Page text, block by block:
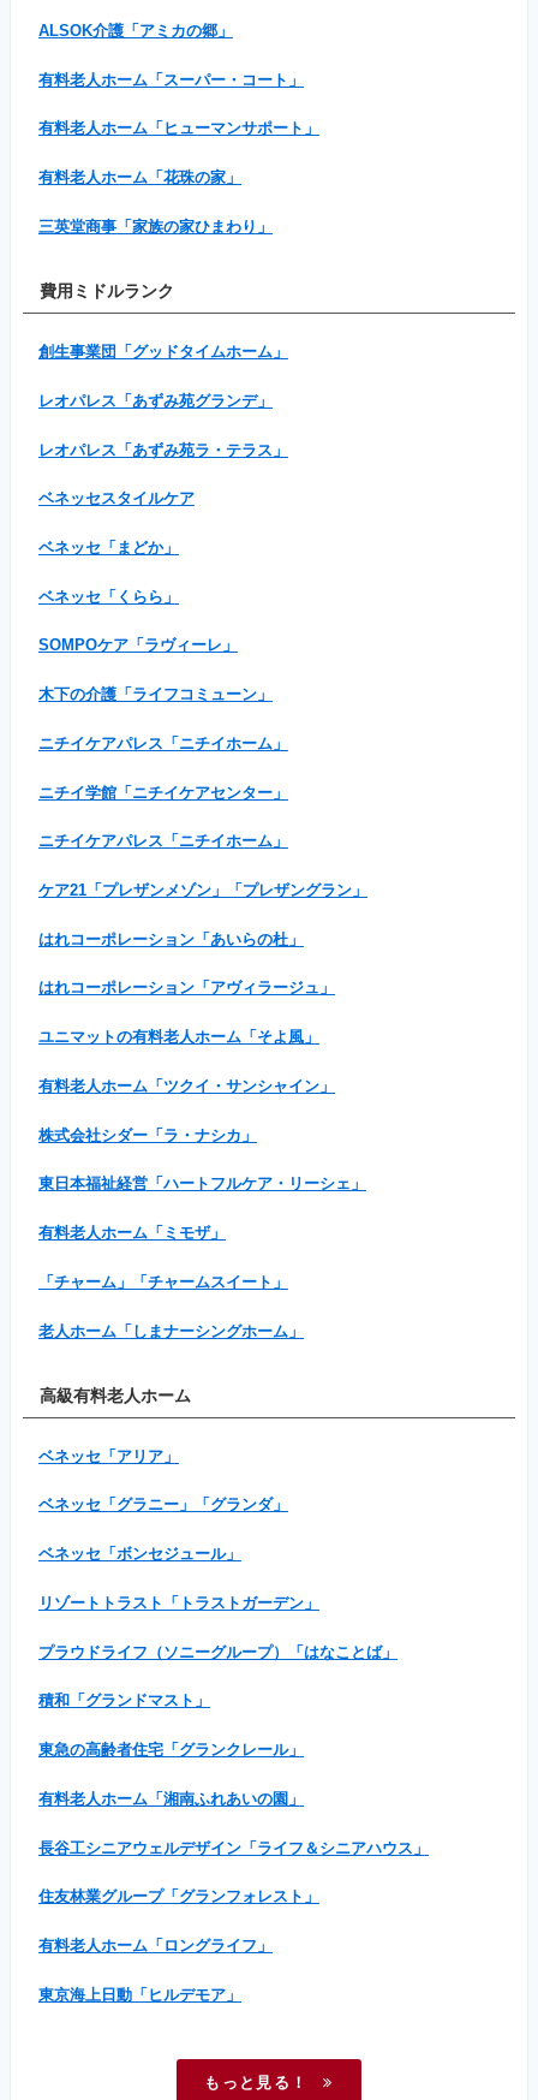
ALSOK介護「アミカの郷」
有料老人ホーム「スーパー・コート」
有料老人ホーム「ヒューマンサポート」
有料老人ホーム「花珠の家」
三英堂商事「家族の家ひまわり」
費用ミドルランク
創生事業団「グッドタイムホーム」
レオパレス「あずみ苑グランデ」
レオパレス「あずみ苑ラ・テラス」
ベネッセスタイルケア
ベネッセ「まどか」
ベネッセ「くらら」
SOMPOケア「ラヴィーレ」
木下の介護「ライフコミューン」
ニチイケアパレス「ニチイホーム」
ニチイ学館「ニチイケアセンター」
ニチイケアパレス「ニチイホーム」
ケア21「プレザンメゾン」「プレザングラン」
はれコーポレーション「あいらの杜」
はれコーポレーション「アヴィラージュ」
ユニマットの有料老人ホーム「そよ風」
有料老人ホーム「ツクイ・サンシャイン」
株式会社シダー「ラ・ナシカ」
東日本福祉経営「ハートフルケア・リーシェ」
有料老人ホーム「ミモザ」
「チャーム」「チャームスイート」
老人ホーム「しまナーシングホーム」
高級有料老人ホーム
ベネッセ「アリア」
ベネッセ「グラニー」「グランダ」
ベネッセ「ボンセジュール」
リゾートトラスト「トラストガーデン」
プラウドライフ（ソニーグループ）「はなことば」
積和「グランドマスト」
東急の高齢者住宅「グランクレール」
有料老人ホーム「湘南ふれあいの園」
長谷工シニアウェルデザイン「ライフ＆シニアハウス」
住友林業グループ「グランフォレスト」
有料老人ホーム「ロングライフ」
東京海上日動「ヒルデモア」
もっと見る！